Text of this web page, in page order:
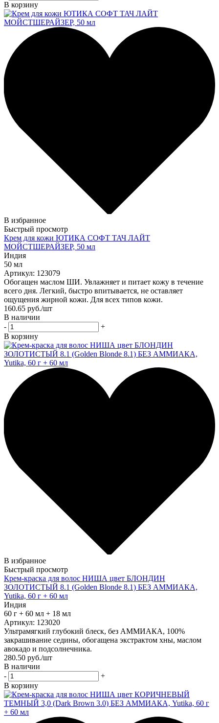
В корзину
В избранное
Быстрый просмотр
Крем для кожи ЮТИКА СОФТ ТАЧ ЛАЙТ
МОЙСТШЕРАЙЗЕР, 50 мл
Индия
50 мл
Артикул: 123079
Обогащен маслом ШИ. Увлажняет и питает кожу в течение
всего дня. Легкий, быстро впитывается, не оставляет
ощущения жирной кожи. Для всех типов кожи.
160.65 руб./шт
В наличии
-
+
В корзину
В избранное
Быстрый просмотр
Крем-краска для волос НИША цвет БЛОНДИН
ЗОЛОТИСТЫЙ 8.1 (Golden Blonde 8.1) БЕЗ АММИАКА,
Yutika, 60 г + 60 мл
Индия
60 г + 60 мл + 18 мл
Артикул: 123020
Ультрамягкий глубокий блеск, без АММИАКА, 100%
закрашивание седины, обогащена экстрактом хны, маслом
авокадо и подсолнечника.
280.50 руб./шт
В наличии
-
+
В корзину